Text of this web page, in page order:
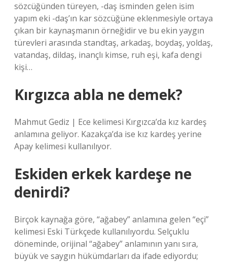
sözcüğünden türeyen, -daş isminden gelen isim
yapım eki -daş’ın kar sözcüğüne eklenmesiyle ortaya
çıkan bir kaynaşmanın örneğidir ve bu ekin yaygın
türevleri arasında standtaş, arkadaş, boydaş, yoldaş,
vatandaş, dildaş, inançlı kimse, ruh eşi, kafa dengi
kişi…
Kırgızca abla ne demek?
Mahmut Gediz | Ece kelimesi Kırgızca’da kız kardeş
anlamına geliyor. Kazakça’da ise kız kardeş yerine
Apay kelimesi kullanılıyor.
Eskiden erkek kardeşe ne
denirdi?
Birçok kaynağa göre, “ağabey” anlamına gelen “eçi”
kelimesi Eski Türkçede kullanılıyordu. Selçuklu
döneminde, orijinal “ağabey” anlamının yanı sıra,
büyük ve saygın hükümdarları da ifade ediyordu;